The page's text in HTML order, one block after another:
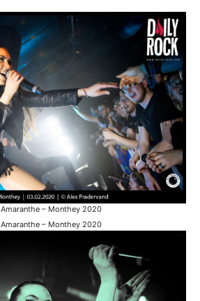
Amaranthe – Monthey 2020
Amaranthe – Monthey 2020